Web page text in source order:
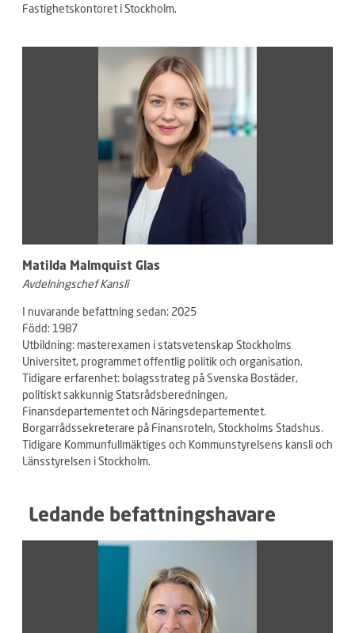
Fastighetskontoret i Stockholm.
Matilda Malmquist Glas
Avdelningschef Kansli
I nuvarande befattning sedan: 2025
Född: 1987
Utbildning: masterexamen i statsvetenskap Stockholms
Universitet, programmet offentlig politik och organisation.
Tidigare erfarenhet: bolagsstrateg på Svenska Bostäder,
politiskt sakkunnig Statsrådsberedningen,
Finansdepartementet och Näringsdepartementet.
Borgarrådssekreterare på Finansroteln, Stockholms Stadshus.
Tidigare Kommunfullmäktiges och Kommunstyrelsens kansli och
Länsstyrelsen i Stockholm.
Ledande befattningshavare